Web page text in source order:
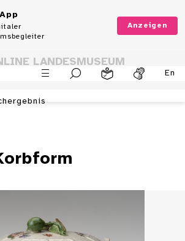
Anzeigen
En
LANDESMUSEUM